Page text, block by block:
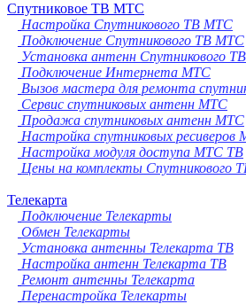
Спутниковое ТВ МТС
Настройка Спутникового ТВ МТС
Подключение Спутникового ТВ МТС
Установка антенн Спутникового
Подключение Интернета МТС
Вызов мастера для ремонта
Сервис спутниковых антенн МТС
Продажа спутниковых антенн МТС
Настройка спутниковых ресиверов
Настройка модуля доступа МТС ТВ
Цены на комплекты Спутникового
Телекарта
Подключение Телекарты
Обмен Телекарты
Установка антенны Телекарта ТВ
Настройка антенн Телекарта ТВ
Ремонт антенны Телекарта
Перенастройка Телекарты